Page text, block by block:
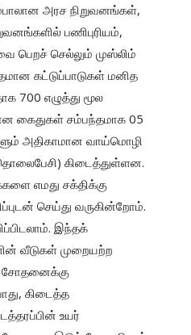
அரச நிறுவனங்கள்,
பணிபுரியம்,
பெறச் செல்லும் முஸ்லிம்
கட்டுப்பாடுகள் மனித
700 எழுத்து மூல
கைதுகள் சம்பந்தமாக 05
அதிகாமான வாய்மொழி
தொலைபேசி) கிடைத்துள்ளன.
எமது சக்திக்கு
செய்து வருகின்றோம்.
இந்தக்
வீடுகள் முறையற்ற
சோதனைக்கு
கிடைத்த
உயர்